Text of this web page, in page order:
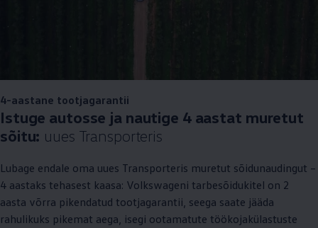
4-aastane tootjagarantii
Istuge autosse ja nautige 4 aastat muretut
sõitu: uues Transporteris
Lubage endale oma uues Transporteris muretut sõidunaudingut –
4 aastaks tehasest kaasa: Volkswageni tarbesõidukitel on 2
aasta võrra pikendatud tootjagarantii, seega saate jääda
rahulikuks pikemat aega, isegi ootamatute töökojakülastuste